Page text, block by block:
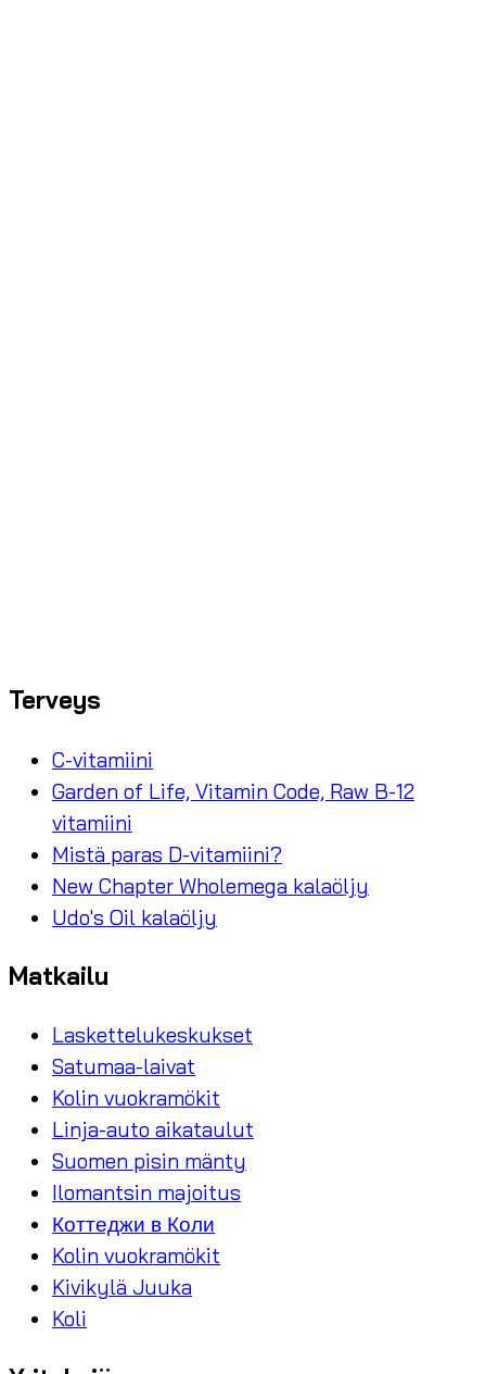
Terveys
C-vitamiini
Garden of Life, Vitamin Code, Raw B-12
vitamiini
Mistä paras D-vitamiini?
New Chapter Wholemega kalaöljy
Udo's Oil kalaöljy
Matkailu
Laskettelukeskukset
Satumaa-laivat
Kolin vuokramökit
Linja-auto aikataulut
Suomen pisin mänty
Ilomantsin majoitus
Коттеджи в Коли
Kolin vuokramökit
Kivikylä Juuka
Koli